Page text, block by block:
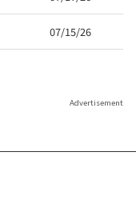
Advertisement
07/15/26